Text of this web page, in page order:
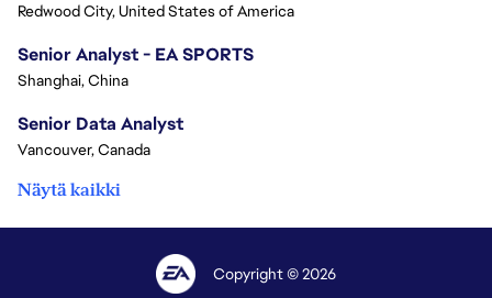
Redwood City, United States of America
Senior Analyst - EA SPORTS
Shanghai, China
Senior Data Analyst
Vancouver, Canada
Näytä kaikki
Copyright © 2026